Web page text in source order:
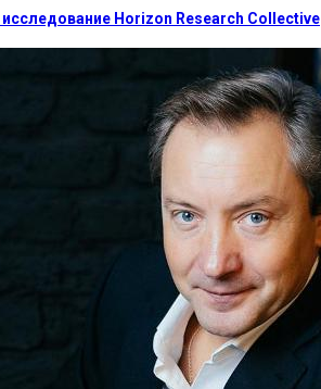
Horizon Research Collective